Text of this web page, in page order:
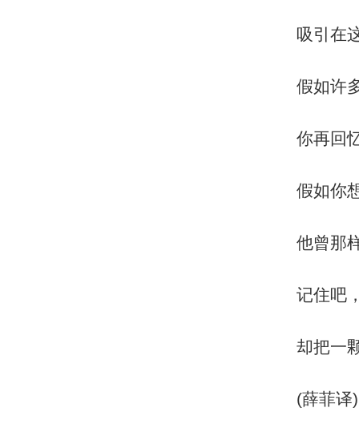
吸引在
假如许
你再回
假如你
他曾那
记住吧
却把一
(薛菲译)